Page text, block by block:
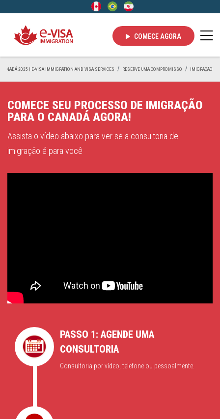
COMECE AGORA
CANADÁ 2025 | E-VISA IMMIGRATION AND VISA SERVICES RESERVE UMA COMPROMISSO IMIGRAÇÃO
COMECE SEU PROCESSO DE IMIGRAÇÃO
PARA O CANADÁ AGORA!
Assista o vídeo abaixo para ver se a consultoria de
imigração é para você
PASSO 1: AGENDE UMA
CONSULTORIA
Consultoria por vídeo, telefone ou pessoalmente.